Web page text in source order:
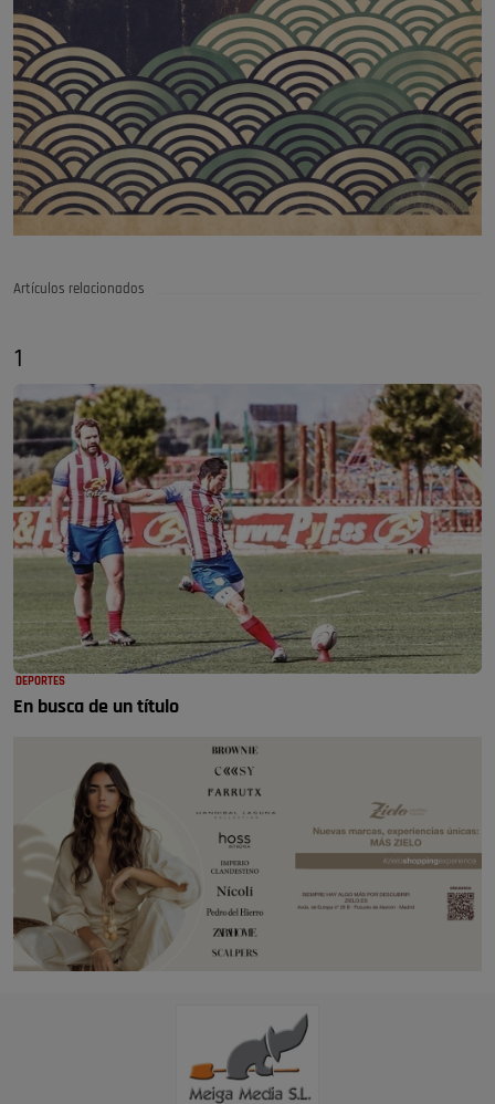
Artículos relacionados
1
DEPORTES
En busca de un título